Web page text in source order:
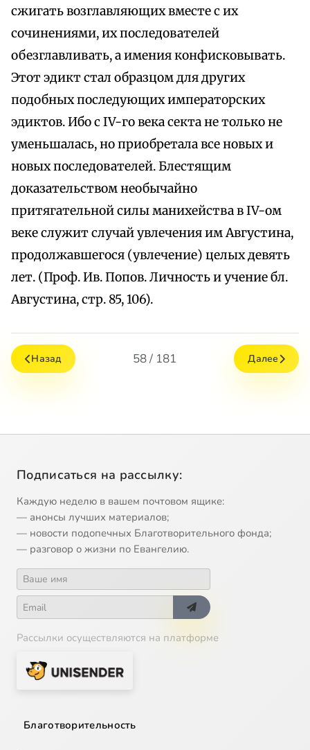
сжигать возглавляющих вместе с их
сочинениями, их последователей
обезглавливать, а имения конфисковывать.
Этот эдикт стал образцом для других
подобных последующих императорских
эдиктов. Ибо с IV-го века секта не только не
уменьшалась, но приобретала все новых и
новых последователей. Блестящим
доказательством необычайно
притягательной силы манихейства в IV-ом
веке служит случай увлечения им Августина,
продолжавшегося (увлечение) целых девять
лет. (Проф. Ив. Попов. Личность и учение бл.
Августина, стр. 85, 106).
Назад 58 / 181 Далее
Подписаться на рассылку:
Каждую неделю в вашем почтовом ящике:
— анонсы лучших материалов;
— новости подопечных Благотворительного фонда;
— разговор о жизни по Евангелию.
Рассылки осуществляются на платформе
Благотворительность